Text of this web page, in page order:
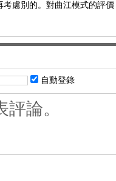
慮別的。對曲江模式的評價
自動登錄